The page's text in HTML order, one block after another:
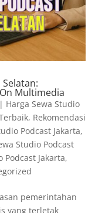
Multimedia
Harga Sewa Studio
, Rekomendasi
Podcast Jakarta,
Studio Podcast
Podcast Jakarta,
pemerintahan
yang terletak